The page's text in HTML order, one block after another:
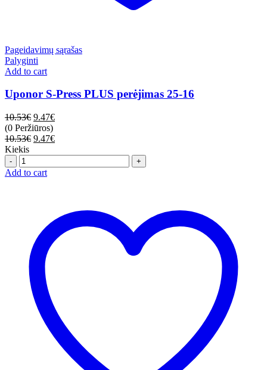
Pageidavimų sąrašas
Palyginti
Add to cart
Uponor S-Press PLUS perėjimas 25-16
10.53€ 9.47€
(0 Peržiūros)
10.53€ 9.47€
Kiekis
Quantity
Add to cart